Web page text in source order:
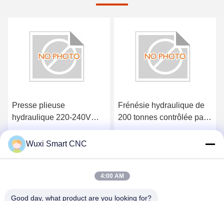
Presse plieuse
hydraulique 220-240V
avec dimensions 100 x 50
x 25 cm et poids 5,2 kg
Obtenez le meilleur prix
Frénésie hydraulique de
200 tonnes contrôlée par
CNC pour le pliage en
Obtenez le meilleur prix
Wuxi Smart CNC
4:00 AM
Good day, what product are you looking for?